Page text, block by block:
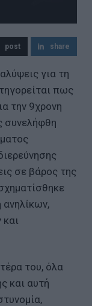
post share
για τη
πως
την 9χρονη
συνελήφθη
σε βάρος της
ανηλίκων,
του, όλα
και αυτή